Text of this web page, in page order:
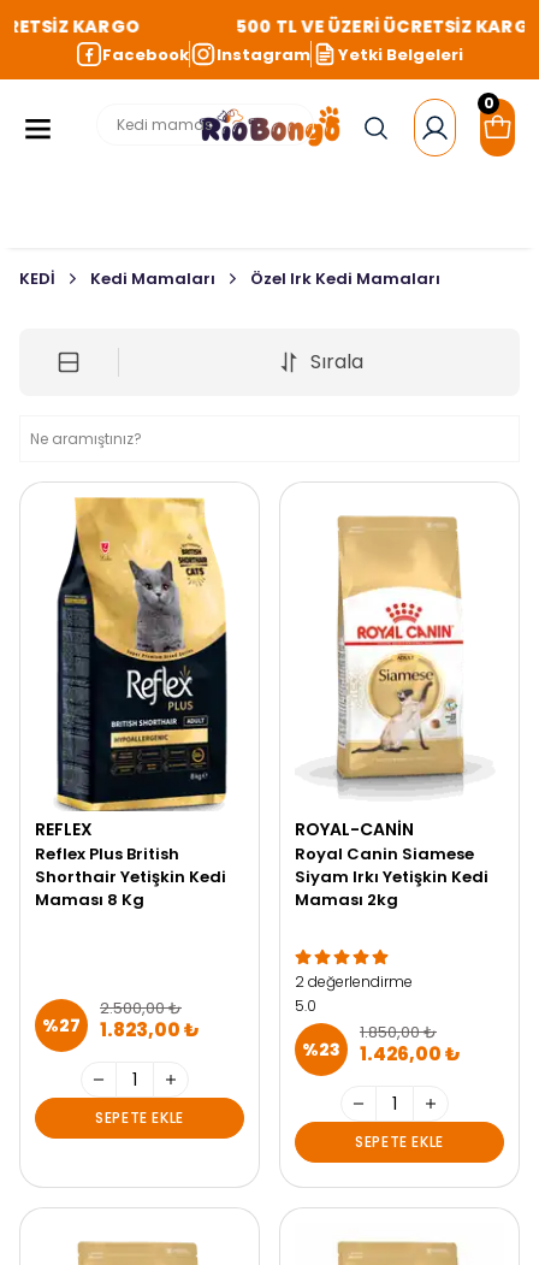
KARGO 500 TL VE ÜZERİ ÜCRETSİZ KARGO
Facebook Instagram Yetki Belgeleri
0
KEDİ Kedi Mamaları Özel Irk Kedi Mamaları
Sırala
REFLEX
Reflex Plus British
Shorthair Yetişkin Kedi
Maması 8 Kg
%27
2.500,00 ₺
1.823,00 ₺
SEPETE EKLE
ROYAL-CANIN
Royal Canin Siamese
Siyam Irkı Yetişkin Kedi
Maması 2kg
2 değerlendirme
5.0
%23
1.850,00 ₺
1.426,00 ₺
SEPETE EKLE